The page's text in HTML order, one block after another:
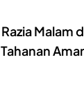
Malam